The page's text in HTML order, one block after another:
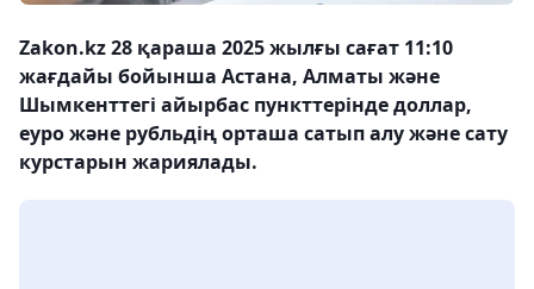
Zakon.kz 28 қараша 2025 жылғы сағат 11:10
жағдайы бойынша Астана, Алматы және
Шымкенттегі айырбас пункттерінде доллар,
еуро және рубльдің орташа сатып алу және сату
курстарын жариялады.